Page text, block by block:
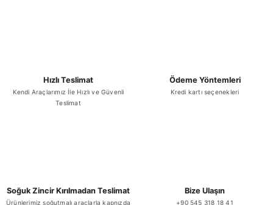
Hızlı Teslimat
Kendi Araçlarımız İle Hızlı ve Güvenli
Teslimat
Ödeme Yöntemleri
Kredi kartı seçenekleri
Soğuk Zincir Kırılmadan Teslimat
Ürünlerimiz soğutmalı araçlarla kapnızda
Bize Ulaşın
+90 545 318 18 41